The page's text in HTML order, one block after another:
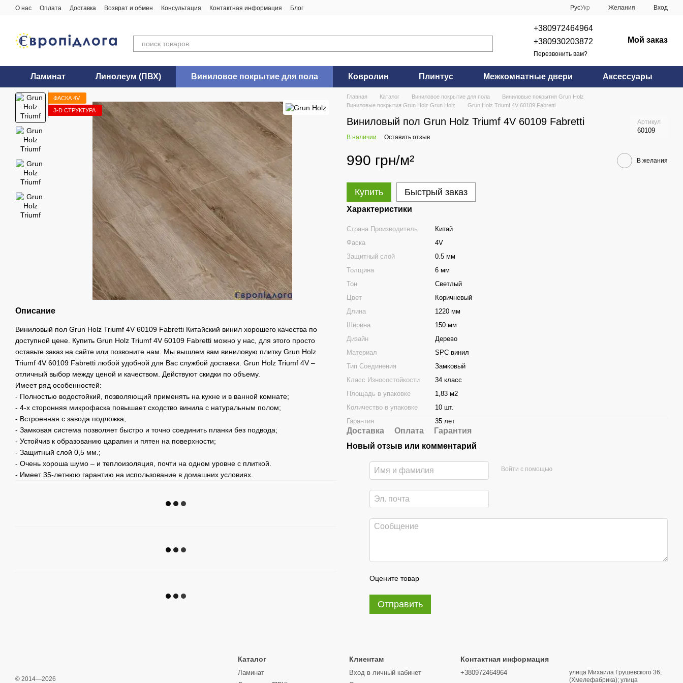
Перейти к основному контенту
О нас Оплата Доставка Возврат и обмен Консультация Контактная информация Блог РусУкр Желания Вход
+380972464964
+380930203872
Перезвонить вам?
Мой заказ
Ламинат Линолеум (ПВХ) Виниловое покрытие для пола Ковролин Плинтус Межкомнатные двери Аксессуары
ФАСКА 4V
3-D СТРУКТУРА
Описание
Виниловый пол Grun Holz Triumf 4V 60109 Fabretti Китайский винил хорошего качества по
доступной цене. Купить Grun Holz Triumf 4V 60109 Fabretti можно у нас, для этого просто
оставьте заказ на сайте или позвоните нам. Мы вышлем вам виниловую плитку Grun Holz
Triumf 4V 60109 Fabretti любой удобной для Вас службой доставки. Grun Holz Triumf 4V –
отличный выбор между ценой и качеством. Действуют скидки по объему.
Имеет ряд особенностей:
- Полностью водостойкий, позволяющий применять на кухне и в ванной комнате;
- 4-х сторонняя микрофаска повышает сходство винила с натуральным полом;
- Встроенная с завода подложка;
- Замковая система позволяет быстро и точно соединить планки без подвода;
- Устойчив к образованию царапин и пятен на поверхности;
- Защитный слой 0,5 мм.;
- Очень хороша шумо – и теплоизоляция, почти на одном уровне с плиткой.
- Имеет 35-летнюю гарантию на использование в домашних условиях.
Главная Каталог Виниловое покрытие для пола
Виниловые покрытия Grun Holz
Виниловые покрытия Grun Holz Grun Holz
Grun Holz Triumf 4V 60109 Fabretti
Виниловый пол Grun Holz Triumf 4V 60109 Fabretti Артикул
60109
В наличии Оставить отзыв
990 грн/м² В желания
Купить Быстрый заказ
Характеристики
Страна Производитель
Китай
Фаска
4V
Защитный слой
0.5 мм
Толщина
6 мм
Тон
Светлый
Цвет
Коричневый
Длина
1220 мм
Ширина
150 мм
Дизайн
Дерево
Материал
SPC винил
Тип Соединения
Замковый
Класс Износостойкости
34 класс
Площадь в упаковке
1,83 м2
Количество в упаковке
10 шт.
Гарантия
35 лет
Доставка Оплата
Гарантия
Новый отзыв или комментарий
Войти с помощью
Оцените товар
Отправить
© 2014—2026
Каталог
Ламинат
Клиентам
Вход в личный кабинет
Контактная информация
+380972464964
улица Михаила Грушевского 36,
(Хмелефабрика); улица